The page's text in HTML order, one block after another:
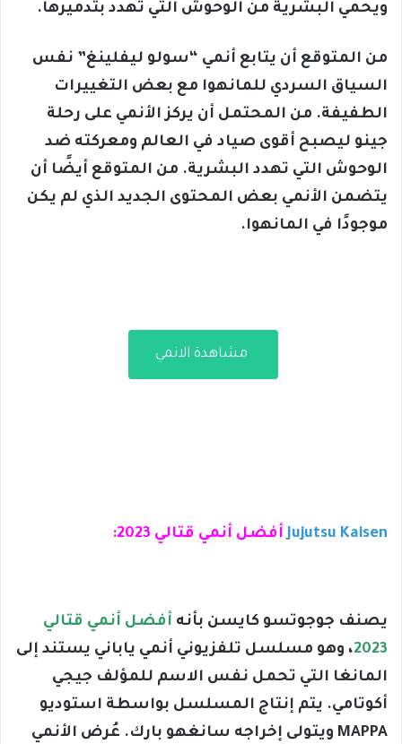
ويحمي البشرية من الوحوش التي تهدد بتدميرها.
من المتوقع أن يتابع أنمي “سولو ليفلينغ” نفس
السياق السردي للمانهوا مع بعض التغييرات
الطفيفة. من المحتمل أن يركز الأنمي على رحلة
جينو ليصبح أقوى صياد في العالم ومعركته ضد
الوحوش التي تهدد البشرية. من المتوقع أيضًا أن
يتضمن الأنمي بعض المحتوى الجديد الذي لم يكن
موجودًا في المانهوا.
مشاهدة الانمي
Jujutsu Kaisenأفضل أنمي قتالي 2023:
يصنف جوجوتسو كايسن بأنه أفضل أنمي قتالي
2023، وهو مسلسل تلفزيوني أنمي ياباني يستند إلى
المانغا التي تحمل نفس الاسم للمؤلف جيجي
أكوتامي. يتم إنتاج المسلسل بواسطة استوديو
MAPPA ويتولى إخراجه سانغهو بارك. عُرض الأنمي